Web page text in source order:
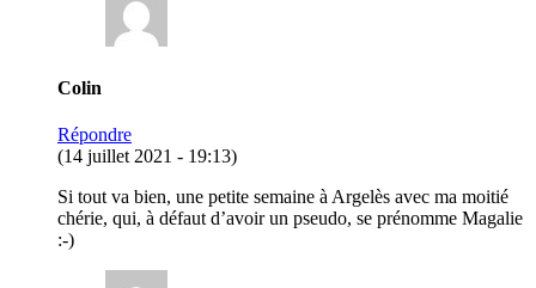
Colin
Répondre
(14 juillet 2021 - 19:13)
Si tout va bien, une petite semaine à Argelès avec ma moitié
chérie, qui, à défaut d’avoir un pseudo, se prénomme Magalie
:-)